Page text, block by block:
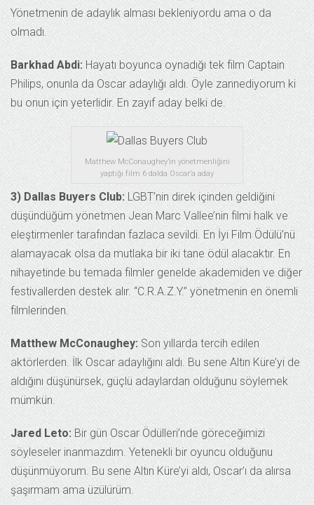
Yönetmenin de adaylık alması bekleniyordu ama o da
olmadı.
Barkhad Abdi: Hayatı boyunca oynadığı tek film Captain
Philips, onunla da Oscar adaylığı aldı. Öyle zannediyorum ki
bu onun için yeterlidir. En zayıf aday belki de.
Matthew McConaughey’in yönetmenliğini
yaptığı film 6 dalda Oscar’a aday
3) Dallas Buyers Club: LGBT’nin direk içinden geldiğini
düşündüğüm yönetmen Jean Marc Vallee’nin filmi halk ve
eleştirmenler tarafından fazlaca sevildi. En İyi Film Ödülü’nü
alamayacak olsa da mutlaka bir iki tane ödül alacaktır. En
nihayetinde bu temada filmler genelde akademiden ve diğer
festivallerden destek alır. “C.R.A.Z.Y.” yönetmenin en önemli
filmlerinden.
Matthew McConaughey: Son yıllarda tercih edilen
aktörlerden. İlk Oscar adaylığını aldı. Bu sene Altın Küre’yi de
aldığını düşünürsek, güçlü adaylardan olduğunu söylemek
mümkün.
Jared Leto: Bir gün Oscar Ödülleri’nde göreceğimizi
söyleseler inanmazdım. Yetenekli bir oyuncu olduğunu
düşünmüyorum. Bu sene Altın Küre’yi aldı, Oscar’ı da alırsa
şaşırmam ama üzülürüm.